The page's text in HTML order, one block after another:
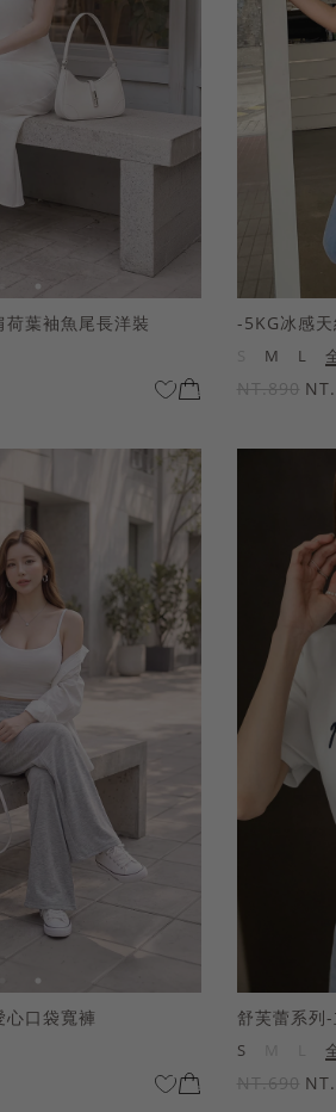
葉袖魚尾長洋裝 -5KG冰感
M L
NT.890
心口袋寬褲 舒芙蕾系列
S
NT.690